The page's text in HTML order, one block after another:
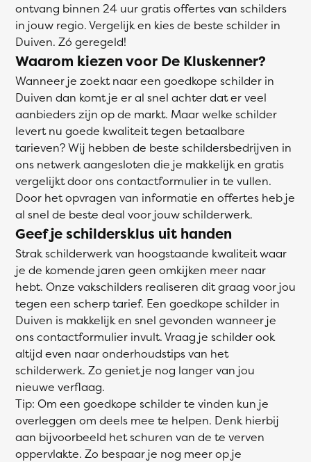
ontvang binnen 24 uur gratis offertes van schilders
in jouw regio. Vergelijk en kies de beste schilder in
Duiven. Zó geregeld!
Waarom kiezen voor De Kluskenner?
Wanneer je zoekt naar een goedkope schilder in
Duiven dan komt je er al snel achter dat er veel
aanbieders zijn op de markt. Maar welke schilder
levert nu goede kwaliteit tegen betaalbare
tarieven? Wij hebben de beste schildersbedrijven in
ons netwerk aangesloten die je makkelijk en gratis
vergelijkt door ons contactformulier in te vullen.
Door het opvragen van informatie en offertes heb je
al snel de beste deal voor jouw schilderwerk.
Geef je schildersklus uit handen
Strak schilderwerk van hoogstaande kwaliteit waar
je de komende jaren geen omkijken meer naar
hebt. Onze vakschilders realiseren dit graag voor jou
tegen een scherp tarief. Een goedkope schilder in
Duiven is makkelijk en snel gevonden wanneer je
ons contactformulier invult. Vraag je schilder ook
altijd even naar onderhoudstips van het
schilderwerk. Zo geniet je nog langer van jou
nieuwe verflaag.
Tip: Om een goedkope schilder te vinden kun je
overleggen om deels mee te helpen. Denk hierbij
aan bijvoorbeeld het schuren van de te verven
oppervlakte. Zo bespaar je nog meer op je